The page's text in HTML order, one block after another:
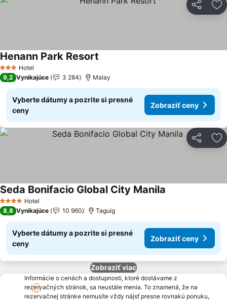
Zdieľať
3 Počet hviezdičiek
Hotel
Henann Park Resort
9,2 Vynikajúce 3 284 Malay
Vyberte dátumy a pozrite si presné
ceny
Zobraziť ceny
Zdieľať
4 Počet hviezdičiek
Hotel
Seda Bonifacio Global City Manila
8,8 Vynikajúce 10 960 Taguig
Vyberte dátumy a pozrite si presné
ceny
Zobraziť ceny
Zobraziť viac
Informácie o cenách a dostupnosti, ktoré dostávame z
rezervačných stránok, sa neustále menia. To znamená, že na
rezervačnej stránke nemusíte vždy nájsť presne rovnakú ponuku,